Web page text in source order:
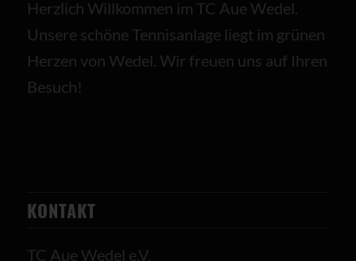
Herzlich Willkommen im TC Aue Wedel.
Unsere schöne Tennisanlage liegt im grünen
Herzen von Wedel. Wir freuen uns auf Ihren
Besuch!
KONTAKT
TC Aue Wedel e.V.